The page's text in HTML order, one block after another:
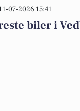
07-2026 15:41
biler i